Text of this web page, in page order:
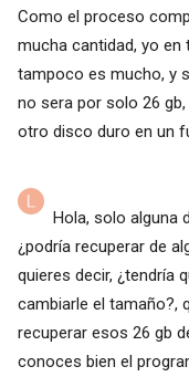
Como el proceso
mucha cantidad, yo en
tampoco es mucho, y
no sera por solo 26
otro disco duro en un
Hola, solo alguna
¿podría recuperar de
quieres decir, ¿tendría
cambiarle el tamaño?,
recuperar esos 26 gb
conoces bien el